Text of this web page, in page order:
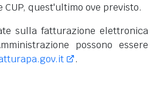
CUP, quest'ultimo ove previsto.
sulla fatturazione elettronica
possono essere
.